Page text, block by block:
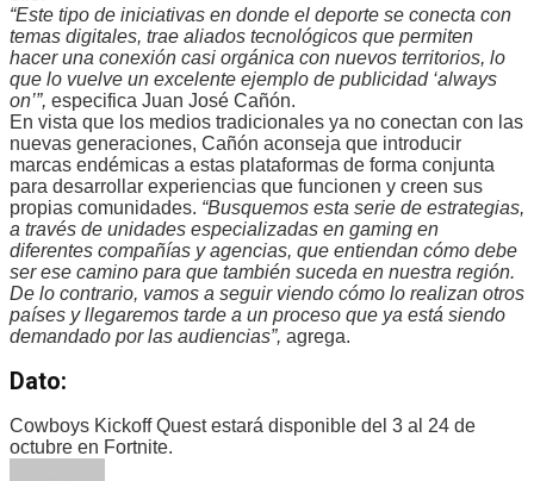
“Este tipo de iniciativas en donde el deporte se conecta con
temas digitales, trae aliados tecnológicos que permiten
hacer una conexión casi orgánica con nuevos territorios, lo
que lo vuelve un excelente ejemplo de publicidad ‘always
on’”, especifica Juan José Cañón.
En vista que los medios tradicionales ya no conectan con las
nuevas generaciones, Cañón aconseja que introducir
marcas endémicas a estas plataformas de forma conjunta
para desarrollar experiencias que funcionen y creen sus
propias comunidades. “Busquemos esta serie de estrategias,
a través de unidades especializadas en gaming en
diferentes compañías y agencias, que entiendan cómo debe
ser ese camino para que también suceda en nuestra región.
De lo contrario, vamos a seguir viendo cómo lo realizan otros
países y llegaremos tarde a un proceso que ya está siendo
demandado por las audiencias”, agrega.
Dato:
Cowboys Kickoff Quest estará disponible del 3 al 24 de
octubre en Fortnite.